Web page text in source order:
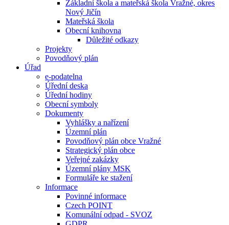
Základní škola a mateřská škola Vražné, okres
Nový Jičín
Mateřská škola
Obecní knihovna
Důležité odkazy
Projekty
Povodňový plán
Úřad
e-podatelna
Úřední deska
Úřední hodiny
Obecní symboly
Dokumenty
Vyhlášky a nařízení
Územní plán
Povodňový plán obce Vražné
Strategický plán obce
Veřejné zakázky
Územní plány MSK
Formuláře ke stažení
Informace
Povinné informace
Czech POINT
Komunální odpad - SVOZ